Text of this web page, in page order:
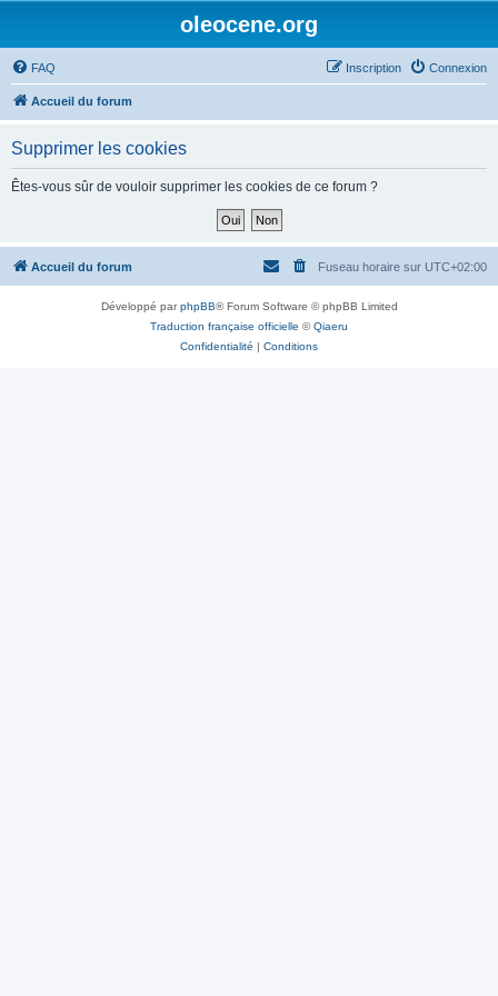
oleocene.org
FAQ Connexion
Inscription
Accueil du forum
Supprimer les cookies
Êtes-vous sûr de vouloir supprimer les cookies de ce forum ?
Accueil du forum Fuseau horaire sur UTC+02:00
Développé parphpBB® Forum Software © phpBB Limited
Traduction française officielle ©Qiaeru
Confidentialité | Conditions